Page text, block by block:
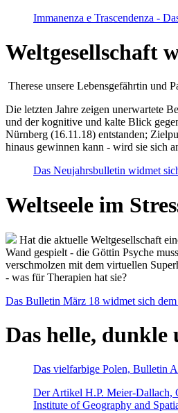
Immanenza e Trascendenza -
Weltgesellschaft
Therese unsere Lebensgefährtin und
Die letzten Jahre zeigen unerwartete
und der kognitive und kalte Blick
Nürnberg (16.11.18) entstanden;
hinaus gewinnen kann - wird sie sich
Das Neujahrsbulletin widmet
Weltseele im
Hat die aktuelle Weltgesellschaft
Wand gespielt - die Göttin Psyche
verschmolzen mit dem virtuellen
- was für Therapien hat sie?
Das Bulletin März 18 widmet sich
Das helle,
Das vielfarbige Polen, Bulletin
Der Artikel H.P. Meier-Dallach,
Institute of Geography and